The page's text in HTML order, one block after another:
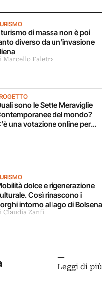
turismo di massa non è poi
diverso da un’invasione
Marcello Faletra
sono le Sette Meraviglie
del mondo?
una votazione online per
dolce e rigenerazione
Così rinascono i
intorno al lago di Bolsena
Claudia Zanfi
Leggi di più